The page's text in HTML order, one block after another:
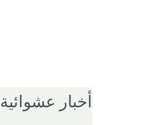
أخبار عشوائية